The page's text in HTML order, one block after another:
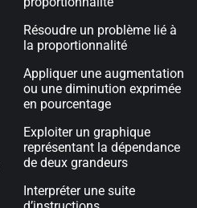
Résoudre un problème lié à
la proportionnalité
Appliquer une augmentation
ou une diminution exprimée
en pourcentage
Exploiter un graphique
représentant la dépendance
de deux grandeurs
Interpréter une suite